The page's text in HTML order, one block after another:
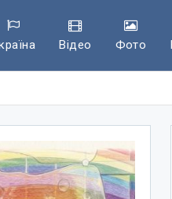
Відео Фото